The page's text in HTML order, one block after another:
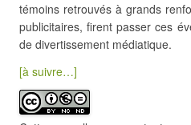
témoins retrouvés à grands
publicitaires, firent passer ces
de divertissement médiatique.
[à suivre…]